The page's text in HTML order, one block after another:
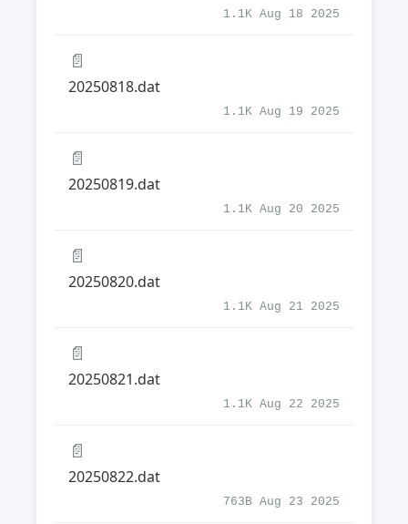
1.1K Aug 18 2025
📄
20250818.dat
1.1K Aug 19 2025
📄
20250819.dat
1.1K Aug 20 2025
📄
20250820.dat
1.1K Aug 21 2025
📄
20250821.dat
1.1K Aug 22 2025
📄
20250822.dat
763B Aug 23 2025